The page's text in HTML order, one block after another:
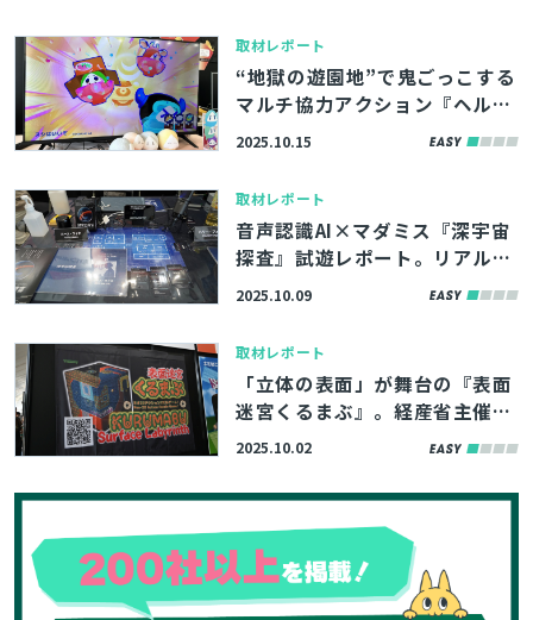
取材レポート
“地獄の遊園地”で鬼ごっこする
マルチ協力アクション『ヘルヘ
ル』。iGiで磨いた「面白さの
2025.10.15
取材レポート
音声認識AI×マダミス『深宇宙
探査』試遊レポート。リアルな
会話体験を生む実装手法・世界
2025.10.09
取材レポート
「立体の表面」が舞台の『表面
迷宮くるまぶ』。経産省主催の
「創風」に採択されたネオ2Dア
ビュー【TGS2025】
2025.10.02